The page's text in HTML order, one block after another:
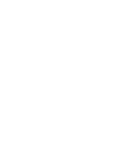
– Approbation beantragen